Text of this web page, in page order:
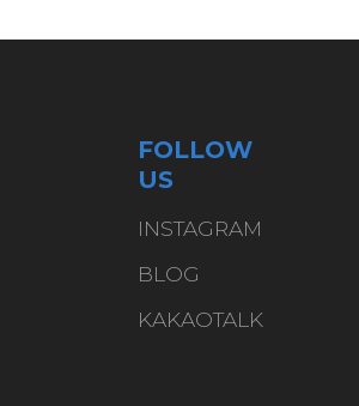
FOLLOW
US
INSTAGRAM
BLOG
KAKAOTALK